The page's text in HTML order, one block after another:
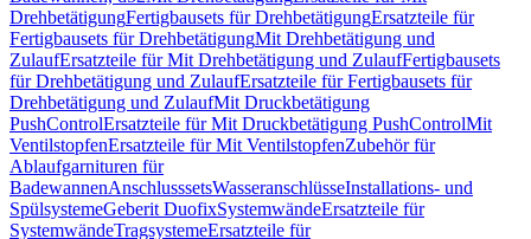
DrehbetätigungFertigbausets für DrehbetätigungErsatzteile für
Fertigbausets für DrehbetätigungMit Drehbetätigung und
ZulaufErsatzteile für Mit Drehbetätigung und ZulaufFertigbausets
für Drehbetätigung und ZulaufErsatzteile für Fertigbausets für
Drehbetätigung und ZulaufMit Druckbetätigung
PushControlErsatzteile für Mit Druckbetätigung PushControlMit
VentilstopfenErsatzteile für Mit VentilstopfenZubehör für
Ablaufgarnituren für
BadewannenAnschlusssetsWasseranschlüsseInstallations- und
SpülsystemeGeberit DuofixSystemwändeErsatzteile für
SystemwändeTragsystemeErsatzteile für